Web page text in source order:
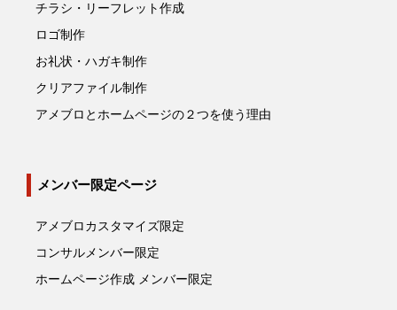
チラシ・リーフレット作成
ロゴ制作
お礼状・ハガキ制作
クリアファイル制作
アメブロとホームページの２つを使う理由
メンバー限定ページ
アメブロカスタマイズ限定
コンサルメンバー限定
ホームページ作成 メンバー限定